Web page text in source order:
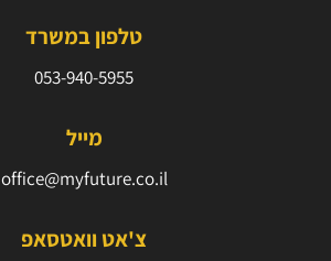
טלפון במשרד
053-940-5955⁩
מייל
office@myfuture.co.il
צ'אט וואטסאפ